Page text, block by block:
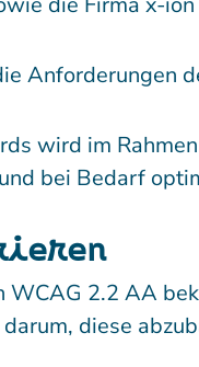
Anforderungen
wird im
bei Bedarf
WCAG 2.2 AA
diese